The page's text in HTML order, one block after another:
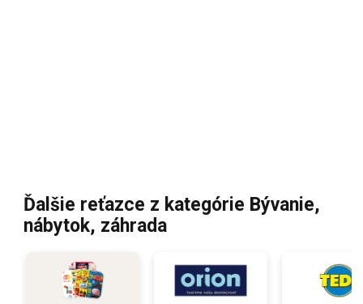
Ďalšie reťazce z kategórie Bývanie,
nábytok, záhrada